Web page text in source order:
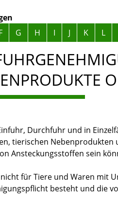
Register überspringen
G H I J K L
Durchfuhr und in
tierischen Nebenprodukten
Ansteckungsstoffen sein
für Tiere und Waren mit
besteht und die